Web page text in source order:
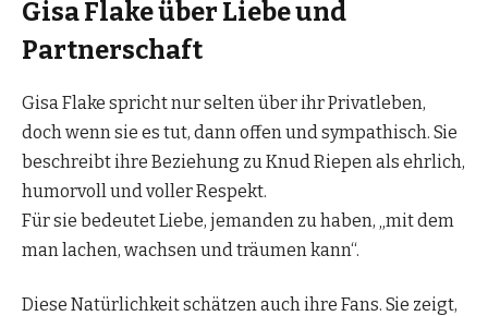
Gisa Flake über Liebe und
Partnerschaft
Gisa Flake spricht nur selten über ihr Privatleben,
doch wenn sie es tut, dann offen und sympathisch. Sie
beschreibt ihre Beziehung zu Knud Riepen als ehrlich,
humorvoll und voller Respekt.
Für sie bedeutet Liebe, jemanden zu haben, „mit dem
man lachen, wachsen und träumen kann“.
Diese Natürlichkeit schätzen auch ihre Fans. Sie zeigt,